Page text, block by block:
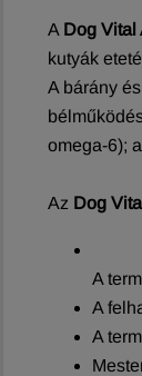
A Dog Vital
kutyák
A bárány
omega-6);
Az Dog Vital
A
A
A